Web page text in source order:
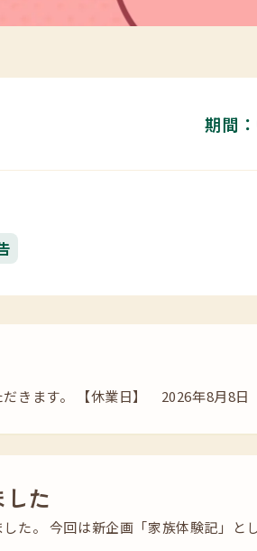
期間：
きます。 【休業日】 2026年8月8日
した
た。 今回は新企画「家族体験記」と